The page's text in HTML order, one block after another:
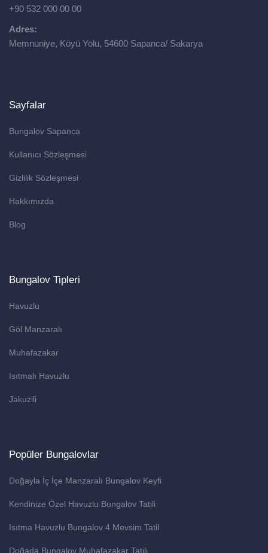
+90 532 000 00 00
Adres:
Memnuniye, Köyü Yolu, 54600 Sapanca/ Sakarya
Sayfalar
Bungalov Sapanca
Kullanıcı Sözleşmesi
Gizlilik Sözleşmesi
Hakkımızda
Blog
Bungalov Tipleri
Havuzlu
Göl Manzaralı
Muhafazakar
Isıtmalı Havuzlu
Jakuzili
Popüler Bungalovlar
Doğayla İç İçe Manzaralı Bungalov Keyfi
Kendinize Özel Havuzlu Bungalov Tatili
Isıtma Havuzlu Bungalov 4 Mevsim Tatil
Doğada Bungalov Muhafazakar Tatili